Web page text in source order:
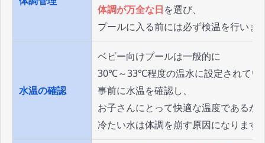
体調が万全な日を選び、
プールに入る前には必ず検温を行いま
水温の確認
ベビー向けプールは一般的に
30℃～33℃程度の温水に設定されてい
事前に水温を確認し、
お子さんにとって快適な温度であるか
冷たい水は体調を崩す原因になります